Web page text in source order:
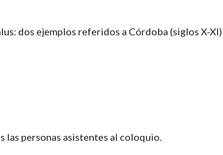
dos ejemplos referidos a Córdoba (siglos X-
las personas asistentes al coloquio.